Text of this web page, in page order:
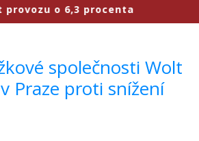
o 6,3 procenta
společnosti Wolt
Praze proti snížení